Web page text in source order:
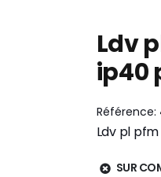
Ldv
ip40
Référence
Ldv pl
SUR